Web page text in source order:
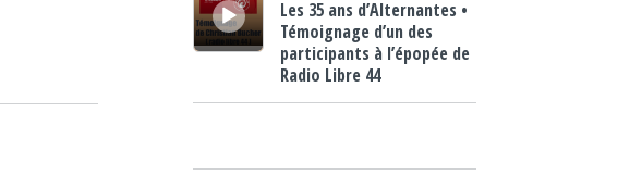
Les 35 ans d’Alternantes •
Témoignage d’un des
participants à l’épopée de
Radio Libre 44